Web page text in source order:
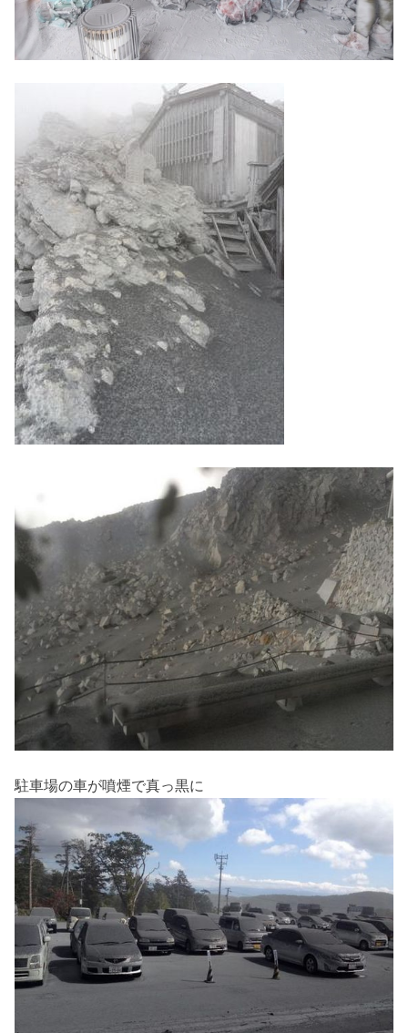
駐車場の車が噴煙で真っ黒に